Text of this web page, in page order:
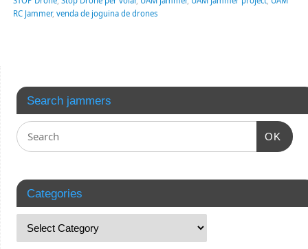
RC Jammer, venda de joguina de drones
Search jammers
OK
Categories